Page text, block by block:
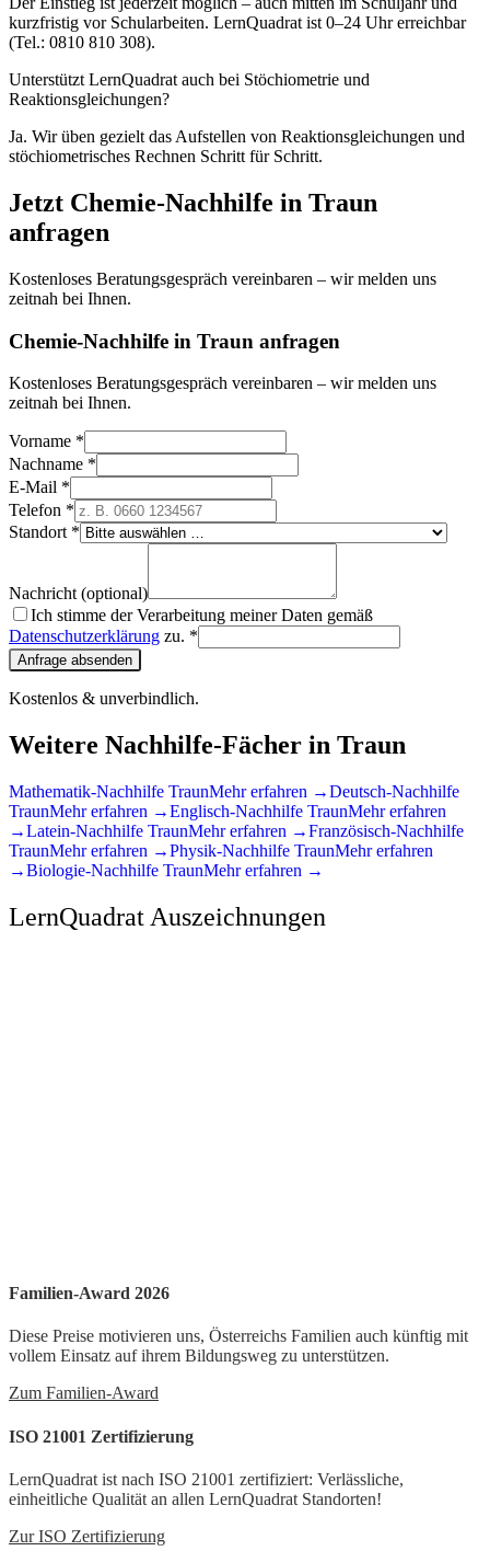
kurzfristig vor Schularbeiten. LernQuadrat ist 0–24 Uhr erreichbar
(Tel.: 0810 810 308).
Unterstützt LernQuadrat auch bei Stöchiometrie und
Reaktionsgleichungen?
Ja. Wir üben gezielt das Aufstellen von Reaktionsgleichungen und
stöchiometrisches Rechnen Schritt für Schritt.
Jetzt Chemie-Nachhilfe in Traun
anfragen
Kostenloses Beratungsgespräch vereinbaren – wir melden uns
zeitnah bei Ihnen.
Chemie-Nachhilfe in Traun anfragen
Kostenloses Beratungsgespräch vereinbaren – wir melden uns
zeitnah bei Ihnen.
Vorname *
Nachname *
E-Mail *
Telefon *
Standort *
Nachricht (optional)
Ich stimme der Verarbeitung meiner Daten gemäß
Datenschutzerklärung zu. *
Anfrage absenden
Kostenlos & unverbindlich.
Weitere Nachhilfe-Fächer in Traun
Mathematik-Nachhilfe TraunMehr erfahren →Deutsch-Nachhilfe
TraunMehr erfahren →Englisch-Nachhilfe TraunMehr erfahren
→Latein-Nachhilfe TraunMehr erfahren →Französisch-Nachhilfe
TraunMehr erfahren →Physik-Nachhilfe TraunMehr erfahren
→Biologie-Nachhilfe TraunMehr erfahren →
LernQuadrat Auszeichnungen
Familien-Award 2026
Diese Preise motivieren uns, Österreichs Familien auch künftig mit
vollem Einsatz auf ihrem Bildungsweg zu unterstützen.
Zum Familien-Award
ISO 21001 Zertifizierung
LernQuadrat ist nach ISO 21001 zertifiziert: Verlässliche,
einheitliche Qualität an allen LernQuadrat Standorten!
Zur ISO Zertifizierung